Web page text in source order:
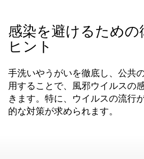
感染を避けるための
ヒント
手洗いやうがいを徹底し、公共
用することで、風邪ウイルスの
きます。特に、ウイルスの流行
的な対策が求められます。